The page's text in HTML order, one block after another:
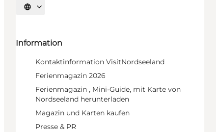
Sprache auswählen
Information
Kontaktinformation VisitNordseeland
Ferienmagazin 2026
Ferienmagazin , Mini-Guide, mit Karte von
Nordseeland herunterladen
Magazin und Karten kaufen
Presse & PR